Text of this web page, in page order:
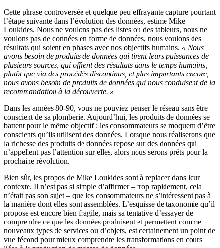
Cette phrase controversée et quelque peu effrayante capture pourtant
l’étape suivante dans l’évolution des données, estime Mike
Loukides. Nous ne voulons pas des listes ou des tableurs, nous ne
voulons pas de données en forme de données, nous voulons des
résultats qui soient en phases avec nos objectifs humains. « Nous
avons besoin de produits de données qui tirent leurs puissances de
plusieurs sources, qui offrent des résultats dans le temps humains,
plutôt que via des procédés discontinus, et plus importants encore,
nous avons besoin de produits de données qui nous conduisent de la
recommandation à la découverte. »
Dans les années 80-90, vous ne pouviez penser le réseau sans être
conscient de sa plomberie. Aujourd’hui, les produits de données se
battent pour le même objectif : les consommateurs se moquent d’être
conscients qu’ils utilisent des données. Lorsque nous réaliserons que
la richesse des produits de données repose sur des données qui
n’appellent pas l’attention sur elles, alors nous serons prêts pour la
prochaine révolution.
Bien sûr, les propos de Mike Loukides sont à replacer dans leur
contexte. Il n’est pas si simple d’affirmer – trop rapidement, cela
n’était pas son sujet – que les consommateurs ne s’intéressent pas à
la manière dont elles sont assemblées. L’esquisse de taxonomie qu’il
propose est encore bien fragile, mais sa tentative d’essayer de
comprendre ce que les données produisent et permettent comme
nouveaux types de services ou d’objets, est certainement un point de
vue fécond pour mieux comprendre les transformations en cours